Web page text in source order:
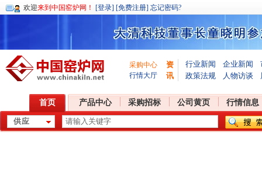
欢迎来到中国窑炉网！ [登录] [免费注册] 忘记密码?
采购中心
行情大厅
资
讯
行业新闻 企业新闻
政策法规
人物访谈
首页 产品中心 采购招标 公司黄页 行情信息